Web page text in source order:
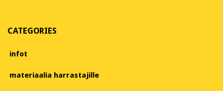
CATEGORIES
infot
materiaalia harrastajille